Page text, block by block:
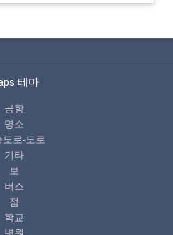
테마
공항
명소
도로-도로
기타
보
버스
점
학교